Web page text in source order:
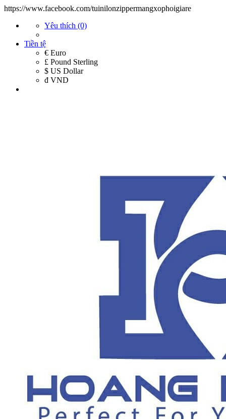
https://www.facebook.com/tuinilonzippermangxophoigiare
Yêu thích (0)
Tiền tệ
€ Euro
£ Pound Sterling
$ US Dollar
đ VND